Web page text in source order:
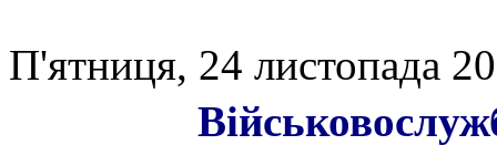
П'ятниця, 24 листопада